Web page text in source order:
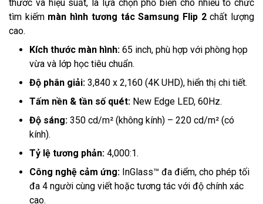
thước và hiệu suất, là lựa chọn phổ biến cho nhiều tổ chức
tìm kiếmmàn hình tương tác Samsung Flip 2chất lượng
cao.
Kích thước màn hình: 65 inch, phù hợp với phòng họp
vừa và lớp học tiêu chuẩn.
Độ phân giải: 3,840 x 2,160 (4K UHD), hiển thị chi tiết.
Tấm nền & tần số quét: New Edge LED, 60Hz.
Độ sáng: 350 cd/m² (không kính) – 220 cd/m² (có
kính).
Tỷ lệ tương phản: 4,000:1.
Công nghệ cảm ứng: InGlass™ đa điểm, cho phép tối
đa 4 người cùng viết hoặc tương tác với độ chính xác
cao.